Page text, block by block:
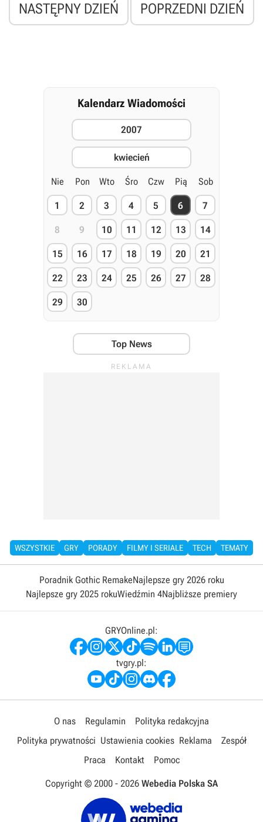
NASTĘPNY DZIEŃ POPRZEDNI DZIEŃ
Kalendarz Wiadomości
2007
kwiecień
Nie Pon Wto Śro Czw Pią Sob
1 2 3 4 5 6 7
8 9 10 11 12 13 14
15 16 17 18 19 20 21
22 23 24 25 26 27 28
29 30
Top News
WSZYSTKIE GRY PORADY FILMY I SERIALE TECH TEMATY
Poradnik Gothic RemakeNajlepsze gry 2026 roku
Najlepsze gry 2025 rokuWiedźmin 4Najbliższe premiery
GRYOnline.pl:
tvgry.pl:
O nas Regulamin
Polityka redakcyjna
Polityka prywatności Ustawienia cookies Reklama
Zespół
Praca
Kontakt Pomoc
Copyright © 2000 - 2026 Webedia Polska SA